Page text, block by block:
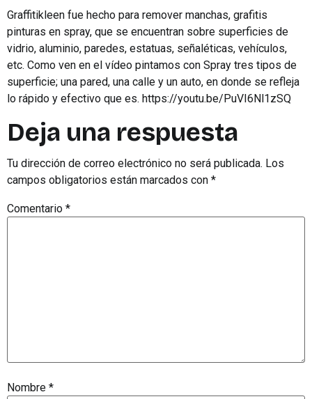
Graffitikleen fue hecho para remover manchas, grafitis
pinturas en spray, que se encuentran sobre superficies de
vidrio, aluminio, paredes, estatuas, señaléticas, vehículos,
etc. Como ven en el vídeo pintamos con Spray tres tipos de
superficie; una pared, una calle y un auto, en donde se refleja
lo rápido y efectivo que es. https://youtu.be/PuVI6Nl1zSQ
Deja una respuesta
Tu dirección de correo electrónico no será publicada. Los
campos obligatorios están marcados con *
Comentario *
Nombre *